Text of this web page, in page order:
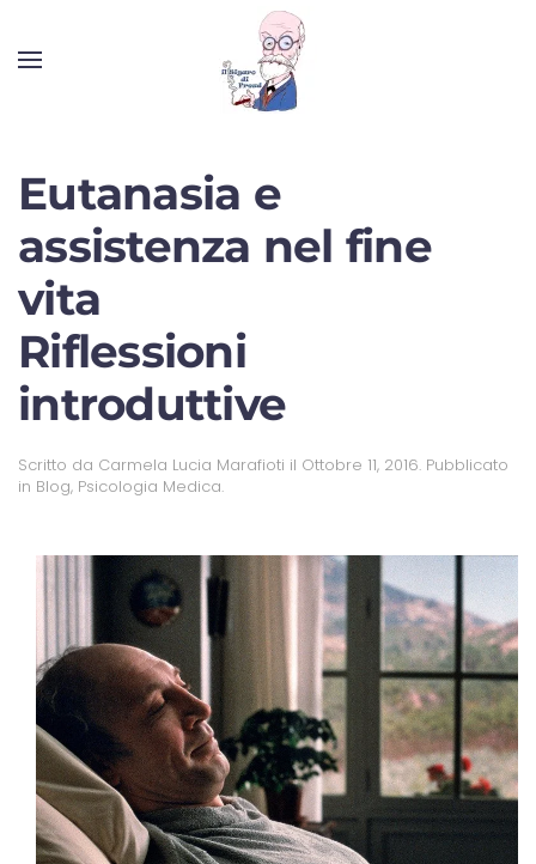
Eutanasia e
assistenza nel fine
vita
Riflessioni
introduttive
Scritto da Carmela Lucia Marafioti il Ottobre 11, 2016. Pubblicato
in Blog, Psicologia Medica.